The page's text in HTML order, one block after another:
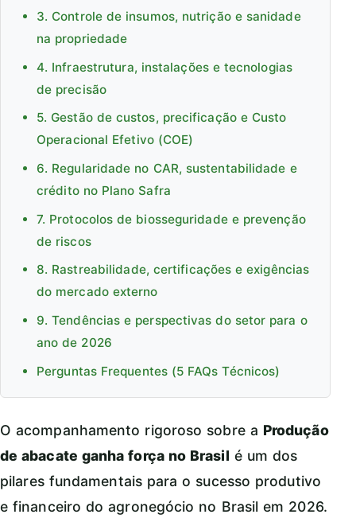
3. Controle de insumos, nutrição e sanidade
na propriedade
4. Infraestrutura, instalações e tecnologias
de precisão
5. Gestão de custos, precificação e Custo
Operacional Efetivo (COE)
6. Regularidade no CAR, sustentabilidade e
crédito no Plano Safra
7. Protocolos de biosseguridade e prevenção
de riscos
8. Rastreabilidade, certificações e exigências
do mercado externo
9. Tendências e perspectivas do setor para o
ano de 2026
Perguntas Frequentes (5 FAQs Técnicos)
O acompanhamento rigoroso sobre a Produção
de abacate ganha força no Brasil é um dos
pilares fundamentais para o sucesso produtivo
e financeiro do agronegócio no Brasil em 2026.